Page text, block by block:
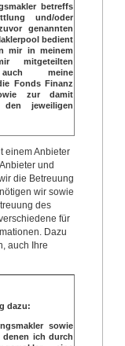
betreffs
und/oder
genannten
bedient
mir in meinem
mitgeteilten
auch meine
Fonds Finanz
zur damit
den jeweiligen
einem Anbieter
und
die Betreuung
wir sowie
des
für
Dazu
auch Ihre
dazu:
sowie
ich durch